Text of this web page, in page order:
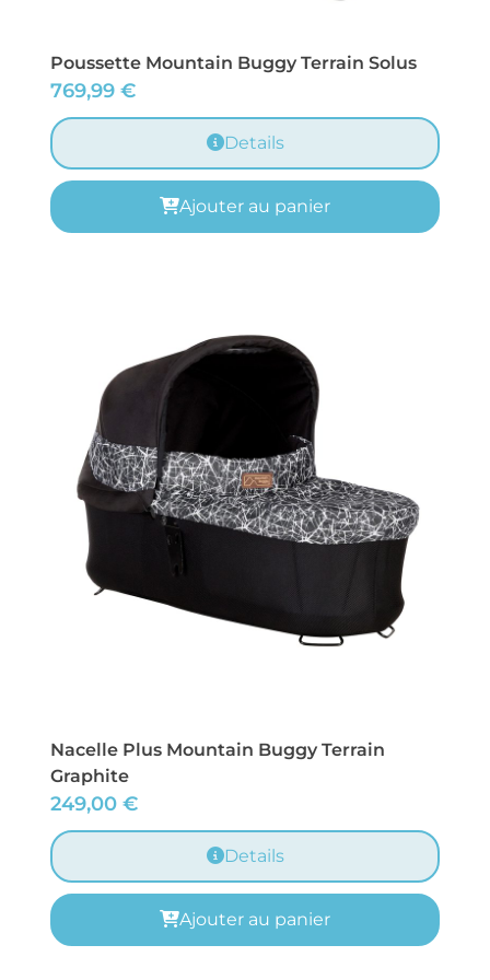
Poussette Mountain Buggy Terrain Solus
769,99 €
Details
Ajouter au panier
Nacelle Plus Mountain Buggy Terrain
Graphite
249,00 €
Details
Ajouter au panier